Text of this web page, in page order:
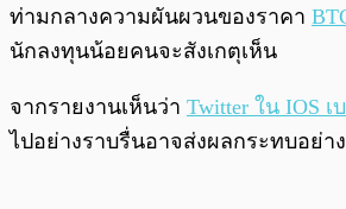
ท่ามกลางความผันผวนของราคา
นักลงทุนน้อยคนจะสังเกตุเห็น
จากรายงานเห็นว่า Twitter ใน IOS
ไปอย่างราบรื่นอาจส่งผลกระทบอย่